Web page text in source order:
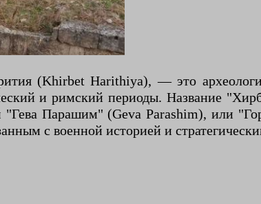
(Khirbet Harithiya), — это
и римский периоды. Название
"Гева Парашим" (Geva Parashim), или
с военной историей и